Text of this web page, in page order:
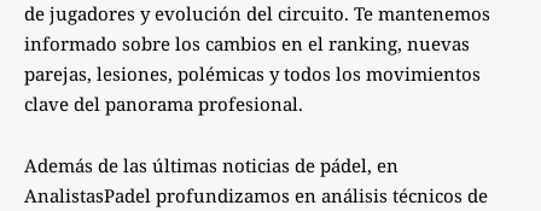
de jugadores y evolución del circuito. Te mantenemos
informado sobre los cambios en el ranking, nuevas
parejas, lesiones, polémicas y todos los movimientos
clave del panorama profesional.
Además de las últimas noticias de pádel, en
AnalistasPadel profundizamos en análisis técnicos de